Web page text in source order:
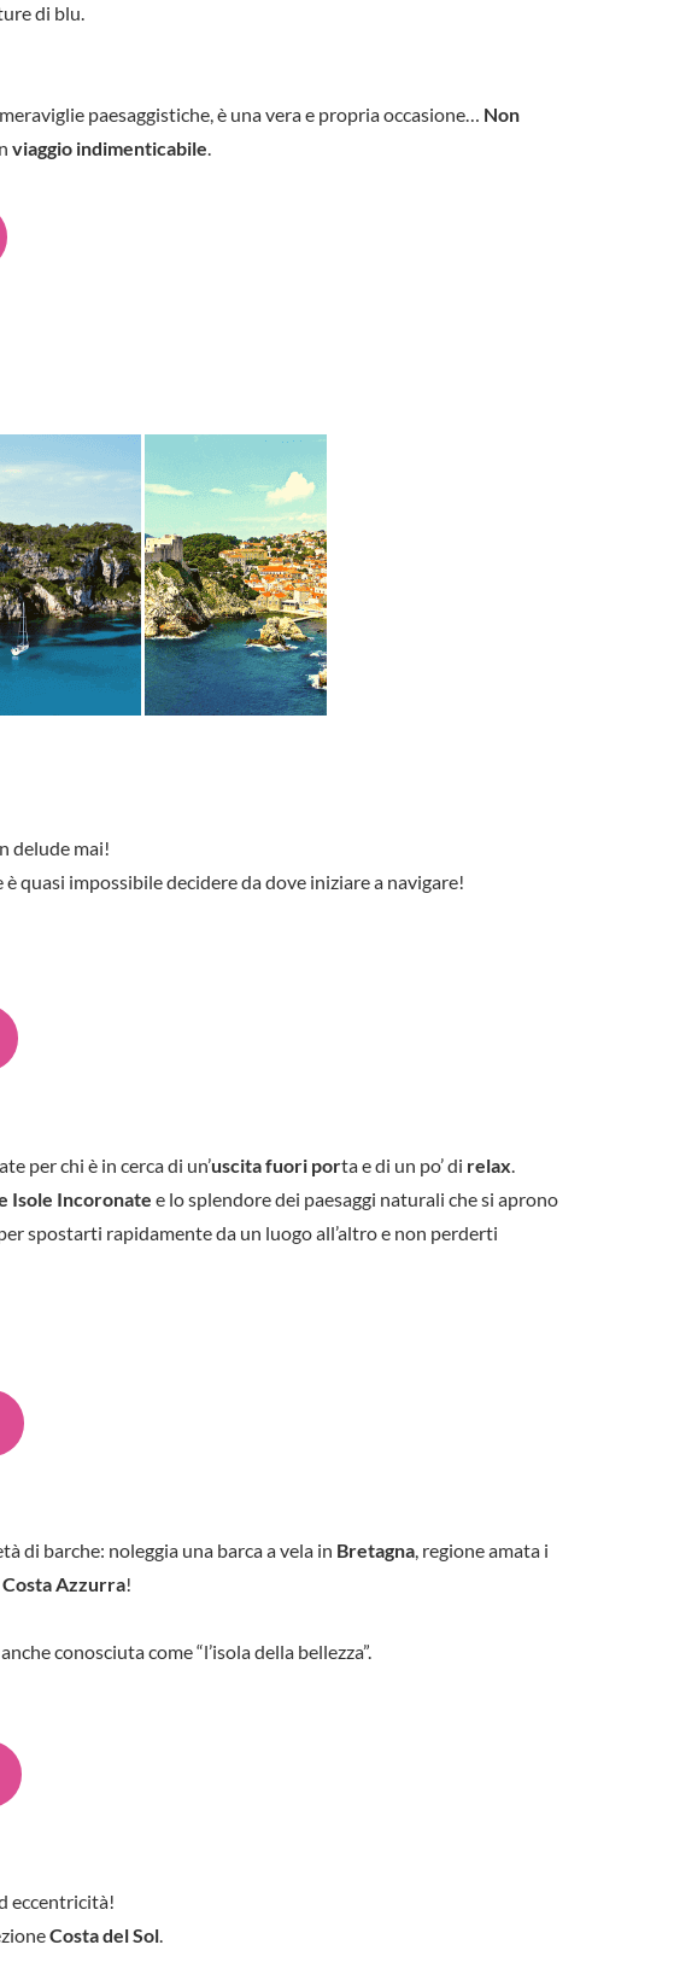
di blu.
paesaggistiche, è una vera e propria occasione… Non
viaggio indimenticabile.
delude mai!
quasi impossibile decidere da dove iniziare a navigare!
per chi è in cerca di un’uscita fuori porta e di un po’ di relax.
Isole Incoronate e lo splendore dei paesaggi naturali che si aprono
spostarti rapidamente da un luogo all’altro e non perderti
di barche: noleggia una barca a vela in Bretagna, regione amata i
Costa Azzurra!
anche conosciuta come “l’isola della bellezza”.
eccentricità!
Costa del Sol.